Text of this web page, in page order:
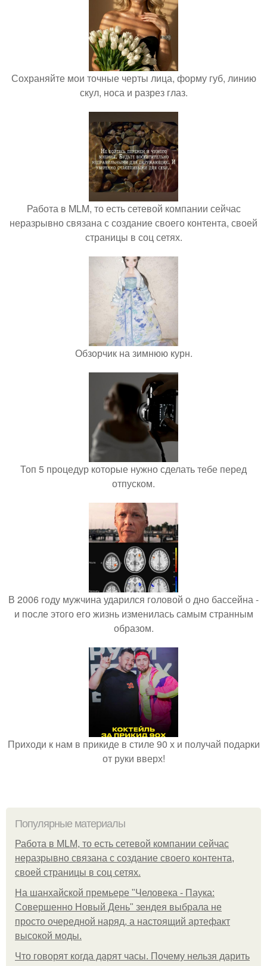
Сохраняйте мои точные черты лица, форму губ, линию
скул, носа и разрез глаз.
Работа в MLM, то есть сетевой компании сейчас
неразрывно связана с создание своего контента, своей
страницы в соц сетях.
Обзорчик на зимнюю курн.
Топ 5 процедур которые нужно сделать тебе перед
отпуском.
В 2006 году мужчина ударился головой о дно бассейна -
и после этого его жизнь изменилась самым странным
образом.
Приходи к нам в прикиде в стиле 90 х и получай подарки
от руки вверх!
Популярные материалы
Работа в MLM, то есть сетевой компании сейчас
неразрывно связана с создание своего контента,
своей страницы в соц сетях.
На шанхайской премьере "Человека - Паука:
Совершенно Новый День" зендея выбрала не
просто очередной наряд, а настоящий артефакт
высокой моды.
Что говорят когда дарят часы. Почему нельзя дарить